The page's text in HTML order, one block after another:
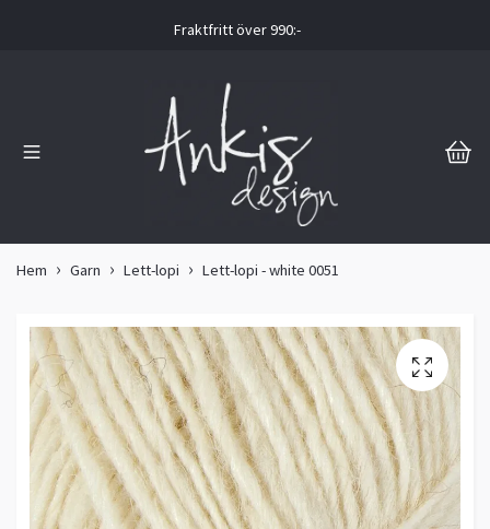
Fraktfritt över 990:-
Hem Garn Lett-lopi Lett-lopi - white 0051